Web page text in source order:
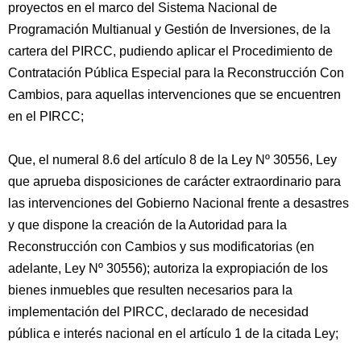
proyectos en el marco del Sistema Nacional de
Programación Multianual y Gestión de Inversiones, de la
cartera del PIRCC, pudiendo aplicar el Procedimiento de
Contratación Pública Especial para la Reconstrucción Con
Cambios, para aquellas intervenciones que se encuentren
en el PIRCC;
Que, el numeral 8.6 del artículo 8 de la Ley Nº 30556, Ley
que aprueba disposiciones de carácter extraordinario para
las intervenciones del Gobierno Nacional frente a desastres
y que dispone la creación de la Autoridad para la
Reconstrucción con Cambios y sus modificatorias (en
adelante, Ley Nº 30556); autoriza la expropiación de los
bienes inmuebles que resulten necesarios para la
implementación del PIRCC, declarado de necesidad
pública e interés nacional en el artículo 1 de la citada Ley;